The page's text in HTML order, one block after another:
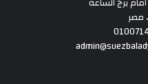
مصر